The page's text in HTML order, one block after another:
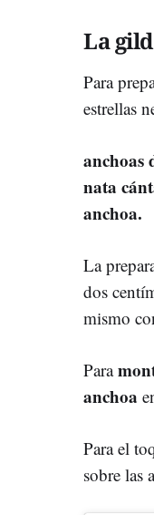
La
Para
estrellas
anchoas
nata
anchoa.
La
dos
mismo
Para
anchoa
Para el
sobre las